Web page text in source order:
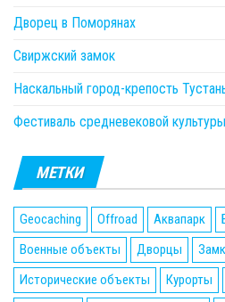
Дворец в Поморянах
Свиржский замок
Наскальный город-крепость
Фестиваль средневековой
МЕТКИ
Geocaching Offroad Аквапарк
Военные объекты
Дворцы
Исторические объекты
Курорты